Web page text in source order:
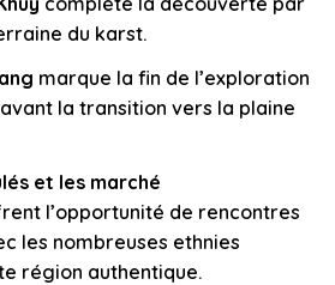
du karst.
marque la fin de l’exploration
la transition vers la plaine
et les marché
l’opportunité de rencontres
les nombreuses ethnies
région authentique.